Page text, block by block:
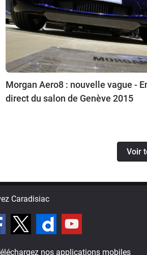
Morgan Aero8 : nouvelle vague -
direct du salon de Genève 2015
Voir
Caradisiac
nos applications mobiles